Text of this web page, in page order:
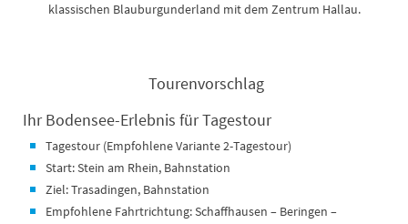
klassischen Blauburgunderland mit dem Zentrum Hallau.
Tourenvorschlag
Ihr Bodensee-Erlebnis für Tagestour
Tagestour (Empfohlene Variante 2-Tagestour)
Start: Stein am Rhein, Bahnstation
Ziel: Trasadingen, Bahnstation
Empfohlene Fahrtrichtung: Schaffhausen – Beringen –